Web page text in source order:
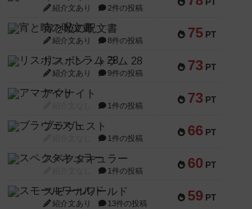
PT
紹介文あり 2件の投稿
75 PT
宵と暁の呪文書
紹介文あり 8件の投稿
73 PT
リスボン・トラム 28
紹介文あり 9件の投稿
73 PT
アマナイト
1件の投稿
66 PT
ブラヴェスト
1件の投稿
60 PT
スペクタキュラー
1件の投稿
59 PT
スモールワールド
紹介文あり 13件の投稿